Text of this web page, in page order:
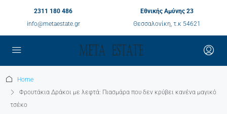
2311 180 486
info@metaestate.gr
Εθνικής Αμύνης 23
Θεσσαλονίκη, τ.κ 54621
Home
Φρουτάκια Δράκοι με λεφτά: Πιασμάρα που δεν κρύβει κανένα μαγικό
τσέκο